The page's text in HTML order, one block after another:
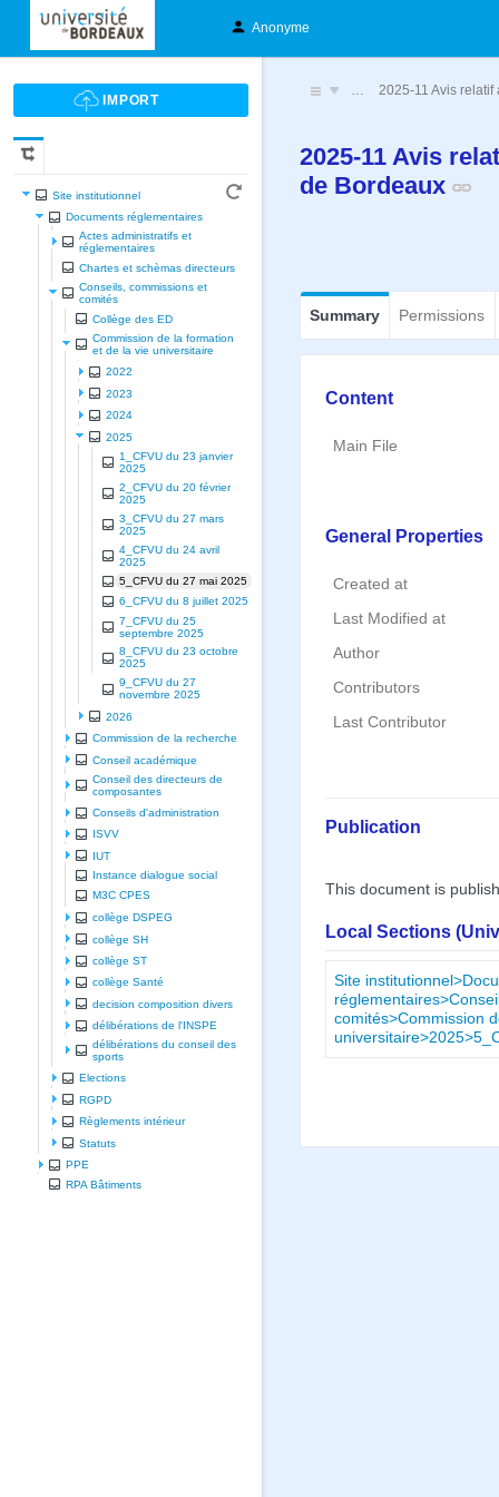
Anonyme
Site institutionnel
Documents réglementaires
Actes administratifs et
réglementaires
Chartes et schèmas directeurs
Conseils, commissions et
comités
Collège des ED
Commission de la formation
et de la vie universitaire
2022
2023
2024
2025
1_CFVU du 23 janvier
2025
2_CFVU du 20 février
2025
3_CFVU du 27 mars
2025
4_CFVU du 24 avril
2025
5_CFVU du 27 mai 2025
6_CFVU du 8 juillet 2025
7_CFVU du 25
septembre 2025
8_CFVU du 23 octobre
2025
9_CFVU du 27
novembre 2025
2026
Commission de la recherche
Conseil académique
Conseil des directeurs de
composantes
Conseils d'administration
ISVV
IUT
Instance dialogue social
M3C CPES
collège DSPEG
collège SH
collège ST
collège Santé
decision composition divers
délibérations de l'INSPE
délibérations du conseil des
sports
Elections
RGPD
Règlements intérieur
Statuts
PPE
RPA Bâtiments
… 2025-11 Avis
2025-11 Avis
de Bordeaux
Summary Permissions
Content
Main File
General Properties
Created at
Last Modified at
Author
Contributors
Last Contributor
Publication
This document is
Local Sections
Site
comités>Commission